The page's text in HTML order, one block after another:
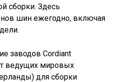
сборки. Здесь
шин ежегодно, включая
заводов Cordiant
ведущих мировых
для сборки